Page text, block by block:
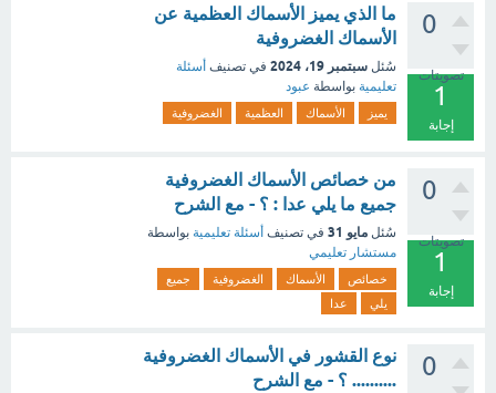
0
تصويتات
1
إجابة
ما الذي يميز الأسماك العظمية عن
الأسماك الغضروفية
سُئل سبتمبر 19، 2024 في تصنيف أسئلة
تعليمية بواسطة عبود
يميز الأسماك العظمية الغضروفية
0
تصويتات
1
إجابة
من خصائص الأسماك الغضروفية
جميع ما يلي عدا : ؟ - مع الشرح
سُئل مايو 31 في تصنيف أسئلة تعليمية بواسطة
مستشار تعليمي
خصائص الأسماك الغضروفية
جميع
يلي
عدا
0
نوع القشور في الأسماك الغضروفية
.......... ؟ - مع الشرح